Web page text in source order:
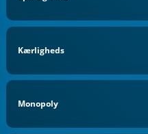
Kærligheds
Monopoly